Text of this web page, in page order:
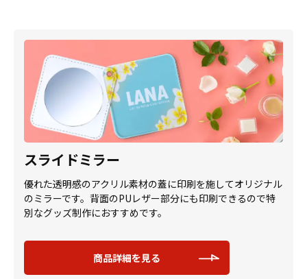
スライドミラー
優れた透明感のアクリル素材の蓋に印刷を施してオリジナル
のミラーです。背面のPUレザー部分にも印刷できるので特
別なグッズ制作におすすめです。
商品詳細を見る